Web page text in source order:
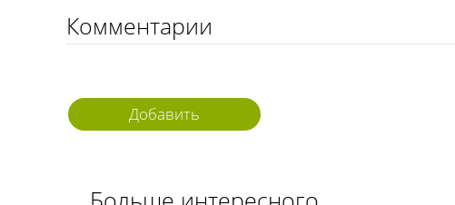
Комментарии
Добавить